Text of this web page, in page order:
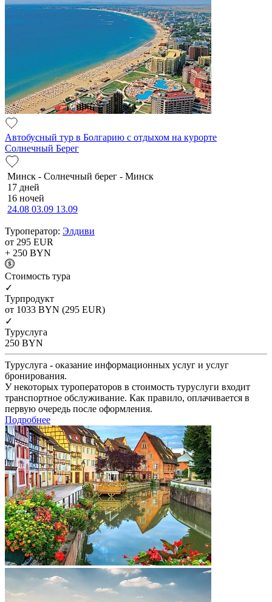
Автобусный тур в Болгарию с отдыхом на курорте
Солнечный Берег
Минск - Солнечный берег - Минск
17 дней
16 ночей
24.08 03.09 13.09
Туроператор: Элдиви
от 295 EUR
+ 250 BYN
Cтоимость тура
✓
Турпродукт
от 1033 BYN (295 EUR)
✓
Туруслуга
250 BYN
Туруслуга - оказание информационных услуг и услуг
бронирования.
У некоторых туроператоров в стоимость туруслуги входит
транспортное обслуживание. Как правило, оплачивается в
первую очередь после оформления.
Подробнее